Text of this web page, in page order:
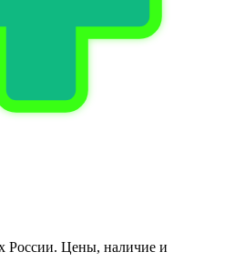
России. Цены, наличие и